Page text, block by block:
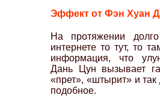
Эффект от Фэн Хуан
На протяжении
интернете то тут, то
информация, что
Дань Цун вызывает
«прет», «штырит» и
подобное.